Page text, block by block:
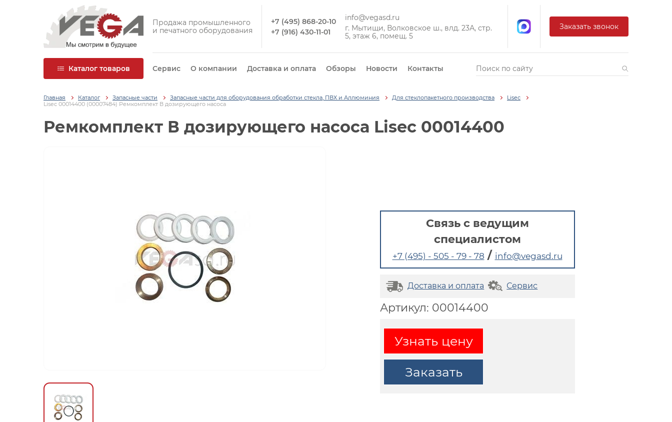
Продажа промышленного
и печатного оборудования
+7 (495) 868-20-10
+7 (916) 430-11-01
info@vegasd.ru
г. Мытищи, Волковское ш., влд. 23А, стр.
5, этаж 6, помещ. 5
Заказать звонок
Каталог товаров Сервис О компании Доставка и оплата Обзоры Новости Контакты
Главная Каталог Запасные части Запасные части для оборудования обработки стекла, ПВХ и Аллюминия Для стеклопакетного производства
Lisec
Lisec 00014400 (00007484) Ремкомплект В дозирующего насоса
Ремкомплект В дозирующего насоса Lisec 00014400
Связь с ведущим
специалистом
+7 (495) - 505 - 79 - 78 / info@vegasd.ru
Доставка и оплата Сервис
Артикул: 00014400
Узнать цену
Заказать